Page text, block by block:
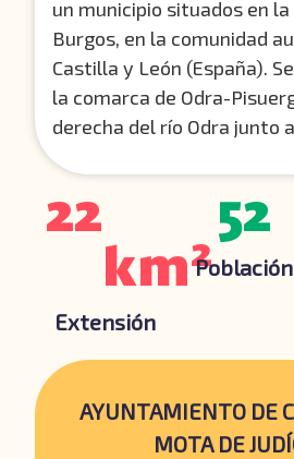
un municipio situados en
Burgos, en la comunidad
Castilla y León (España).
la comarca de Odra-
derecha del río Odra junto
Extensión
22
km2
Población
52
AYUNTAMIENTO DE
MOTA DE